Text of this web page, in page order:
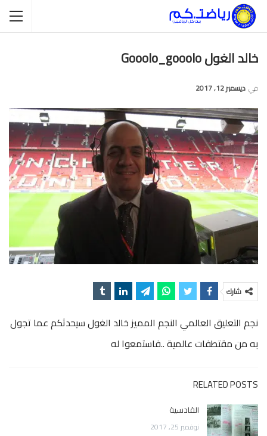
خالد الغول Gooolo_gooolo
في ديسمبر 12, 2017
شارك
نجم التعليق العالمي النجم المميز خالد الغول سيحدثكم عما تجول
به من مقتطفات عالمية ..فاستمعوا له
RELATED POSTS
القادسية
نوفمبر 25, 2017